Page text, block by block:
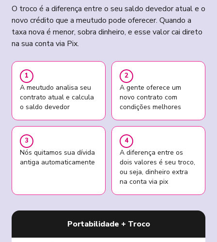
O troco é a diferença entre o seu saldo devedor atual e o
novo crédito que a meutudo pode oferecer. Quando a
taxa nova é menor, sobra dinheiro, e esse valor cai direto
na sua conta via Pix.
1
A meutudo analisa seu
contrato atual e calcula
o saldo devedor
2
A gente oferece um
novo contrato com
condições melhores
3
Nós quitamos sua dívida
antiga automaticamente
4
A diferença entre os
dois valores é seu troco,
ou seja, dinheiro extra
na conta via pix
Portabilidade + Troco